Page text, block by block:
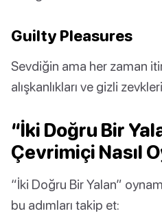
Guilty Pleasures
Sevdiğin ama her zaman
alışkanlıkları ve gizli
“İki Doğru Bir
Çevrimiçi Nasıl
“İki Doğru Bir Yalan”
bu adımları takip et: